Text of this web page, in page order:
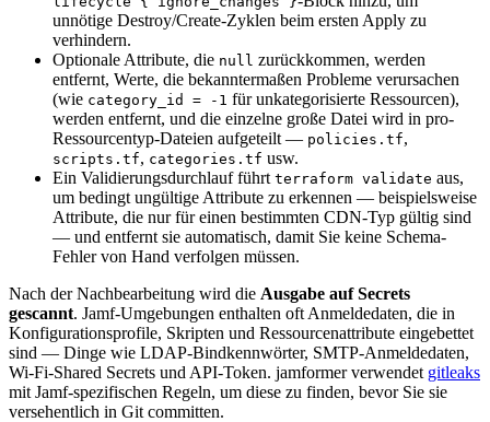
unnötige Destroy/Create-Zyklen beim ersten Apply zu
verhindern.
Optionale Attribute, die null zurückkommen, werden
entfernt, Werte, die bekanntermaßen Probleme verursachen
(wie category_id = -1 für unkategorisierte Ressourcen),
werden entfernt, und die einzelne große Datei wird in pro-
Ressourcentyp-Dateien aufgeteilt — policies.tf,
scripts.tf, categories.tf usw.
Ein Validierungsdurchlauf führt terraform validate aus,
um bedingt ungültige Attribute zu erkennen — beispielsweise
Attribute, die nur für einen bestimmten CDN-Typ gültig sind
— und entfernt sie automatisch, damit Sie keine Schema-
Fehler von Hand verfolgen müssen.
Nach der Nachbearbeitung wird die Ausgabe auf Secrets
gescannt. Jamf-Umgebungen enthalten oft Anmeldedaten, die in
Konfigurationsprofile, Skripten und Ressourcenattribute eingebettet
sind — Dinge wie LDAP-Bindkennwörter, SMTP-Anmeldedaten,
Wi-Fi-Shared Secrets und API-Token. jamformer verwendet gitleaks
mit Jamf-spezifischen Regeln, um diese zu finden, bevor Sie sie
versehentlich in Git committen.